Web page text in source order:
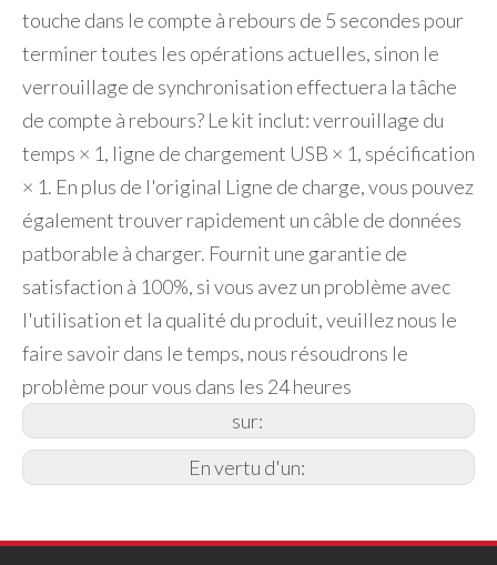
touche dans le compte à rebours de 5 secondes pour
terminer toutes les opérations actuelles, sinon le
verrouillage de synchronisation effectuera la tâche
de compte à rebours? Le kit inclut: verrouillage du
temps × 1, ligne de chargement USB × 1, spécification
× 1. En plus de l'original Ligne de charge, vous pouvez
également trouver rapidement un câble de données
patborable à charger. Fournit une garantie de
satisfaction à 100%, si vous avez un problème avec
l'utilisation et la qualité du produit, veuillez nous le
faire savoir dans le temps, nous résoudrons le
problème pour vous dans les 24 heures
sur:
En vertu d'un: